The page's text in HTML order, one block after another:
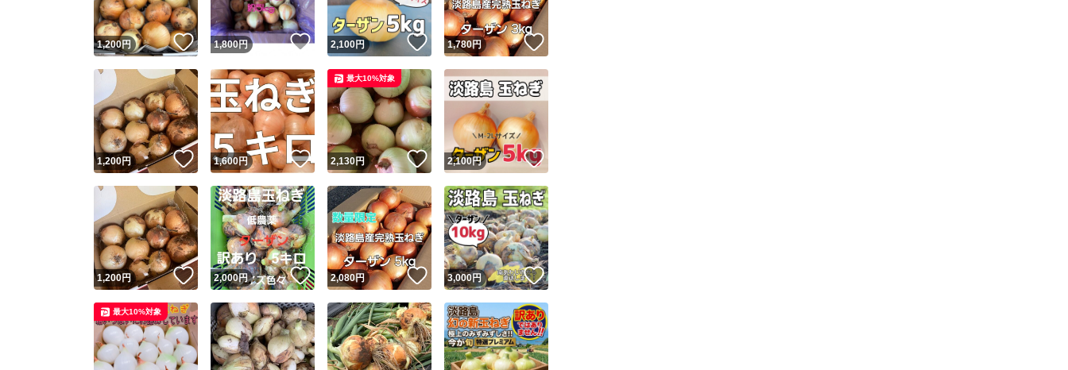
スピード＆安心発送
このユーザーは高頻度で24時間以内＆設定した発送日数内に発送してい
ます
スピード発送 このユーザーは高頻度で24時間以内に発送しています
安心発送 このユーザーは設定した発送日数内に発送しています
1,200円 いいね！
1,800円 いいね！
2,100円 いいね！
1,780円
1,200円 いいね！
1,600円 いいね！
2,130円 いいね！
最大10%対象
2,100円
1,200円 いいね！
2,000円 いいね！
2,080円 いいね！
3,000円 いいね！
最大10%対象